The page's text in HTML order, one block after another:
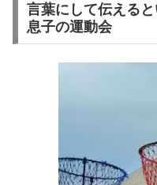
言葉にして伝える
息子の運動会